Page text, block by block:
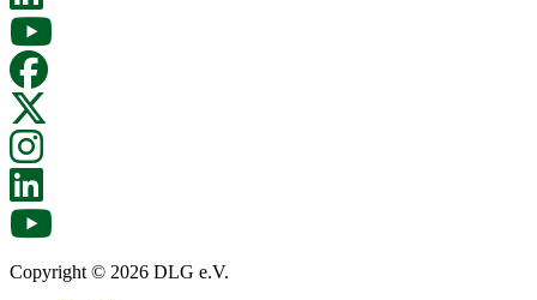
Copyright © 2026 DLG e.V.